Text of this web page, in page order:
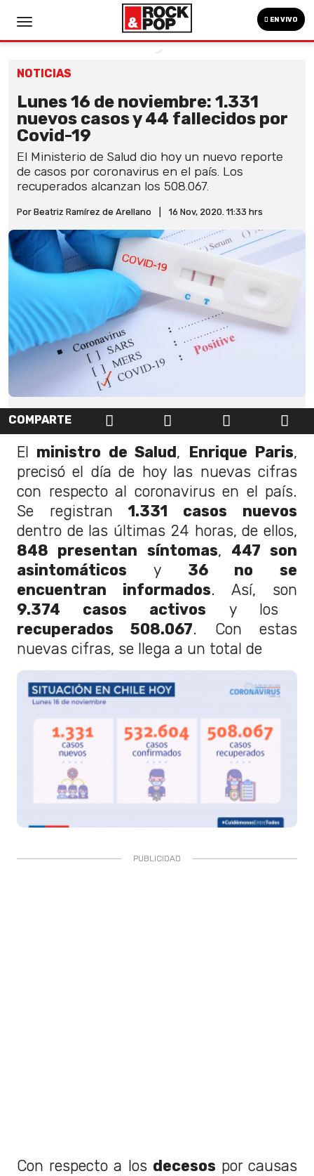
EN VIVO
NOTICIAS
Lunes 16 de noviembre: 1.331
nuevos casos y 44 fallecidos por
Covid-19
El Ministerio de Salud dio hoy un nuevo reporte
de casos por coronavirus en el país. Los
recuperados alcanzan los 508.067.
Por Beatriz Ramírez de Arellano 16 Nov, 2020. 11:33 hrs
COMPARTE
El ministro de Salud, Enrique Paris,
precisó el día de hoy las nuevas cifras
con respecto al coronavirus en el país.
Se registran 1.331 casos nuevos
dentro de las últimas 24 horas, de ellos,
848 presentan síntomas, 447 son
asintomáticos y36 no se
encuentran informados. Así, son
9.374 casos activos y los
recuperados 508.067. Con estas
nuevas cifras, se llega a un total de
Con respecto a los decesos por causas